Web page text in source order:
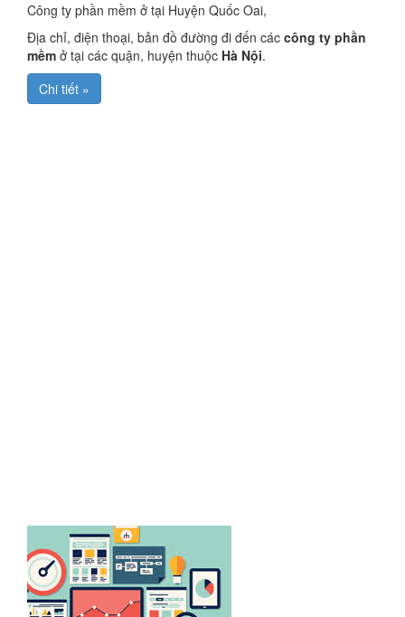
Công ty phần mềm ở tại Huyện Quốc Oai,
Địa chỉ, điện thoại, bản đồ đường đi đến các công ty phần
mềm ở tại các quận, huyện thuộc Hà Nội.
Chi tiết »